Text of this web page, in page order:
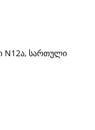
N12ა, სართული